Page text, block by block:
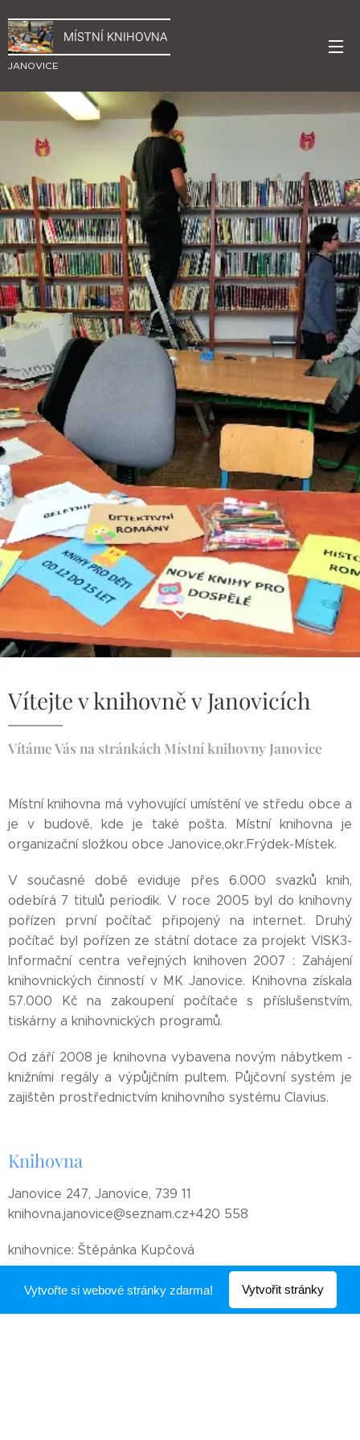
MÍSTNÍ KNIHOVNA
JANOVICE
Vítejte v knihovně v Janovicích
Vítáme Vás na stránkách Místní knihovny Janovice
Místní knihovna má vyhovující umístění ve středu obce a
je v budově, kde je také pošta. Místní knihovna je
organizační složkou obce Janovice,okr.Frýdek-Místek.
V současné době eviduje přes 6.000 svazků knih,
odebírá 7 titulů periodik. V roce 2005 byl do knihovny
pořízen první počítač připojený na internet. Druhý
počítač byl pořízen ze státní dotace za projekt VISK3-
Informační centra veřejných knihoven 2007 : Zahájení
knihovnických činností v MK Janovice. Knihovna získala
57.000 Kč na zakoupení počítače s příslušenstvím,
tiskárny a knihovnických programů.
Od září 2008 je knihovna vybavena novým nábytkem -
knižními regály a výpůjčním pultem. Půjčovní systém je
zajištěn prostřednictvím knihovního systému Clavius.
Knihovna
Janovice 247, Janovice, 739 11
knihovna.janovice@seznam.cz+420 558
knihovnice: Štěpánka Kupčová
Facebook:
Vytvořte si webové stránky zdarma! Vytvořit stránky